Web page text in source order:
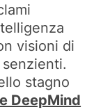
visioni di
stagno
DeepMind